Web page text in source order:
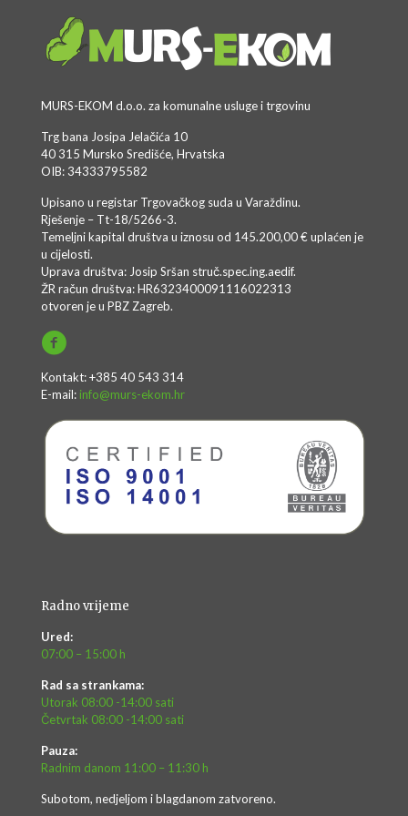
MURS-EKOM d.o.o. za komunalne usluge i trgovinu
Trg bana Josipa Jelačića 10
40 315 Mursko Središće, Hrvatska
OIB: 34333795582
Upisano u registar Trgovačkog suda u Varaždinu.
Rješenje – Tt-18/5266-3.
Temeljni kapital društva u iznosu od 145.200,00 € uplaćen je
u cijelosti.
Uprava društva: Josip Sršan struč.spec.ing.aedif.
ŽR račun društva: HR6323400091116022313
otvoren je u PBZ Zagreb.
Kontakt: +385 40 543 314
E-mail: info@murs-ekom.hr
Radno vrijeme
Ured:
07:00 – 15:00 h
Rad sa strankama:
Utorak 08:00 -14:00 sati
Četvrtak 08:00 -14:00 sati
Pauza:
Radnim danom 11:00 – 11:30 h
Subotom, nedjeljom i blagdanom zatvoreno.